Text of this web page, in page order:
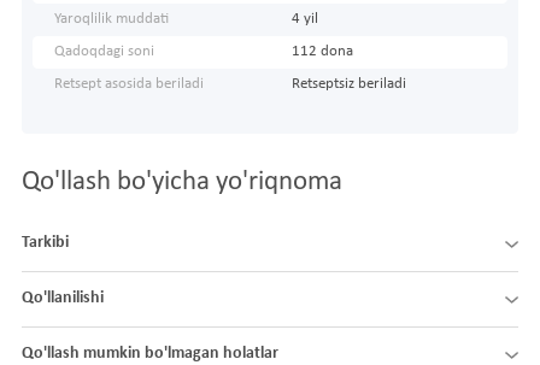
Yaroqlilik muddati 4 yil
Qadoqdagi soni 112 dona
Retsept asosida beriladi Retseptsiz beriladi
Qo'llash bo'yicha yo'riqnoma
Tarkibi
Qo'llanilishi
Qo'llash mumkin bo'lmagan holatlar